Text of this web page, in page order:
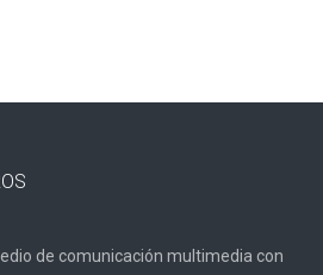
de comunicación multimedia con